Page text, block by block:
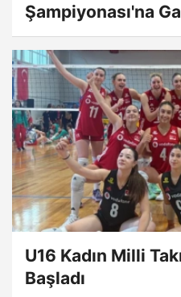
Şampiyonası'na
U16 Kadın Milli
Başladı